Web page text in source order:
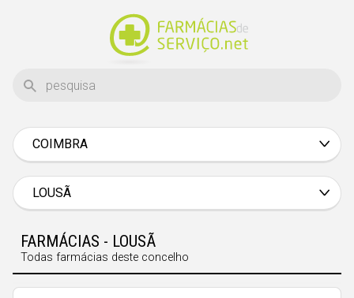
COIMBRA
Braga
Bragança
LOUSÃ
FARMÁCIAS - LOUSÃ
Todas farmácias deste concelho